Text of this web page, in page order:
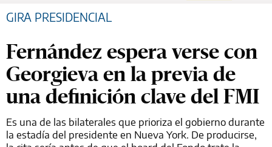
GIRA PRESIDENCIAL
Fernández espera verse con
Georgieva en la previa de
una definición clave del FMI
Es una de las bilaterales que prioriza el gobierno durante
la estadía del presidente en Nueva York. De producirse,